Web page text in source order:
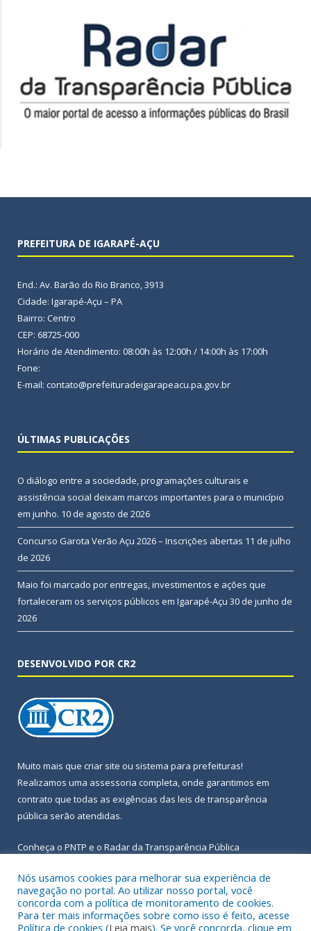
PREFEITURA DE IGARAPÉ-AÇU
End.: Av. Barão do Rio Branco, 3913
Cidade: Igarapé-Açu – PA
Bairro: Centro
CEP: 68725-000
Horário de Atendimento: 08:00h às 12:00h / 14:00h às 17:00h
Fone:
E-mail: contato@prefeituradeigarapeacu.pa.gov.br
ÚLTIMAS PUBLICAÇÕES
O diálogo entre a sociedade, programações culturais e
assistência social deixam marcos importantes para o município
em junho. 10 de agosto de 2026
Concurso Garota Verão Açu 2026 – Inscrições abertas 11 de julho
de 2026
Maio foi marcado por entregas, investimentos e ações que
fortaleceram os serviços públicos em Igarapé-Açu 30 de junho de
2026
DESENVOLVIDO POR CR2
Muito mais que criar site ou sistema para prefeituras!
Realizamos uma assessoria completa, onde garantimos em
contrato que todas as exigências das leis de transparência
pública serão atendidas.
Conheça o PNTP e o Radar da Transparência Pública
Todos os direitos reservados a Prefeitura Municipal de Igarapé-
Nós usamos cookies para melhorar sua experiência de
navegação no portal. Ao utilizar nosso portal, você
concorda com a política de monitoramento de cookies.
Para ter mais informações sobre como isso é feito, acesse
Política de cookies (Leia mais). Se você concorda, clique em